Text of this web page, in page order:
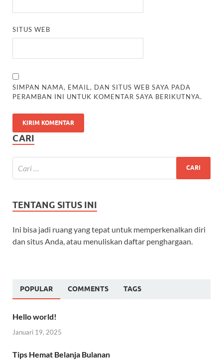
SITUS WEB
SIMPAN NAMA, EMAIL, DAN SITUS WEB SAYA PADA
PERAMBAN INI UNTUK KOMENTAR SAYA BERIKUTNYA.
CARI
TENTANG SITUS INI
Ini bisa jadi ruang yang tepat untuk memperkenalkan diri
dan situs Anda, atau menuliskan daftar penghargaan.
POPULAR COMMENTS TAGS
Hello world!
Januari 19, 2025
Tips Hemat Belanja Bulanan